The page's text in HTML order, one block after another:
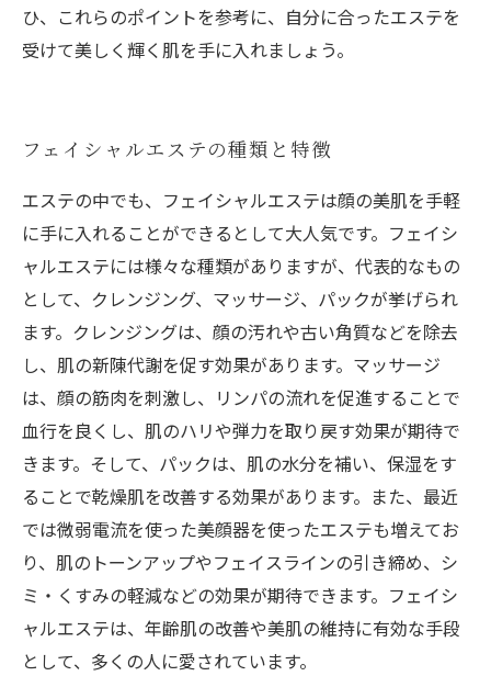
ひ、これらのポイントを参考に、自分に合ったエステを
受けて美しく輝く肌を手に入れましょう。
フェイシャルエステの種類と特徴
エステの中でも、フェイシャルエステは顔の美肌を手軽
に手に入れることができるとして大人気です。フェイシ
ャルエステには様々な種類がありますが、代表的なもの
として、クレンジング、マッサージ、パックが挙げられ
ます。クレンジングは、顔の汚れや古い角質などを除去
し、肌の新陳代謝を促す効果があります。マッサージ
は、顔の筋肉を刺激し、リンパの流れを促進することで
血行を良くし、肌のハリや弾力を取り戻す効果が期待で
きます。そして、パックは、肌の水分を補い、保湿をす
ることで乾燥肌を改善する効果があります。また、最近
では微弱電流を使った美顔器を使ったエステも増えてお
り、肌のトーンアップやフェイスラインの引き締め、シ
ミ・くすみの軽減などの効果が期待できます。フェイシ
ャルエステは、年齢肌の改善や美肌の維持に有効な手段
として、多くの人に愛されています。